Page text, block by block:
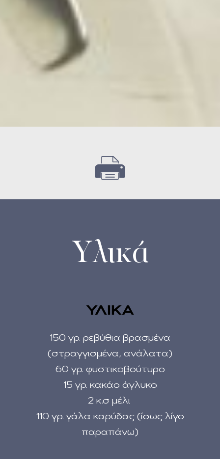
Υλικά
ΥΛΙΚΑ
150 γρ. ρεβύθια βρασμένα
(στραγγισμένα, ανάλατα)
60 γρ. φυστικοβούτυρο
15 γρ. κακάο άγλυκο
2 κ.σ μέλι
110 γρ. γάλα καρύδας (ίσως λίγο
παραπάνω)